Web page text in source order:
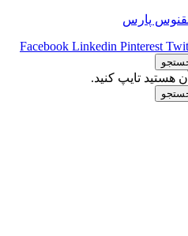
پارس
Facebook Linkedin Pinterest
هستید تایپ کنید.